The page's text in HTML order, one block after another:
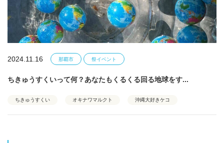
2024.11.16 那覇市 祭イベント
ちきゅうすくいって何？あなたもくるくる回る地球をす...
ちきゅうすくい オキナワマルクト 沖縄大好きケコ